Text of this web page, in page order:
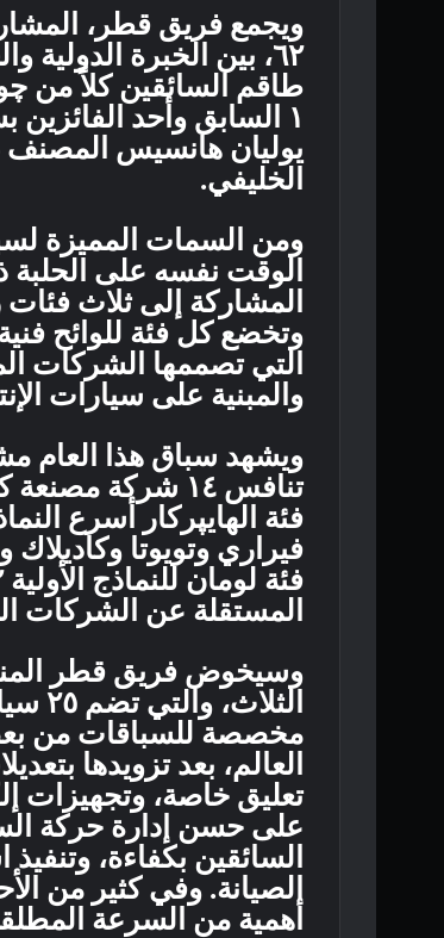
ويجمع فريق قطر،
٦٢، بين الخبرة
طاقم السائقين كلاً من
١ السابق وأحد
يوليان هانسيس المصنف
الخليفي.
ومن السمات المميزة
وتخضع كل فئة للوائح
والمبنية على سيارات
تنافس ١٤ شركة
فئة الهايپركار أسرع
فيراري وتويوتا
المستقلة عن الشركات
مخصصة للسباقات من بعض
العالم، بعد تزويدها
تعليق خاصة، وتجهيزات
على حسن إدارة حركة
السائقين بكفاءة،
الصيانة. وفي كثير من
أهمية من السرعة